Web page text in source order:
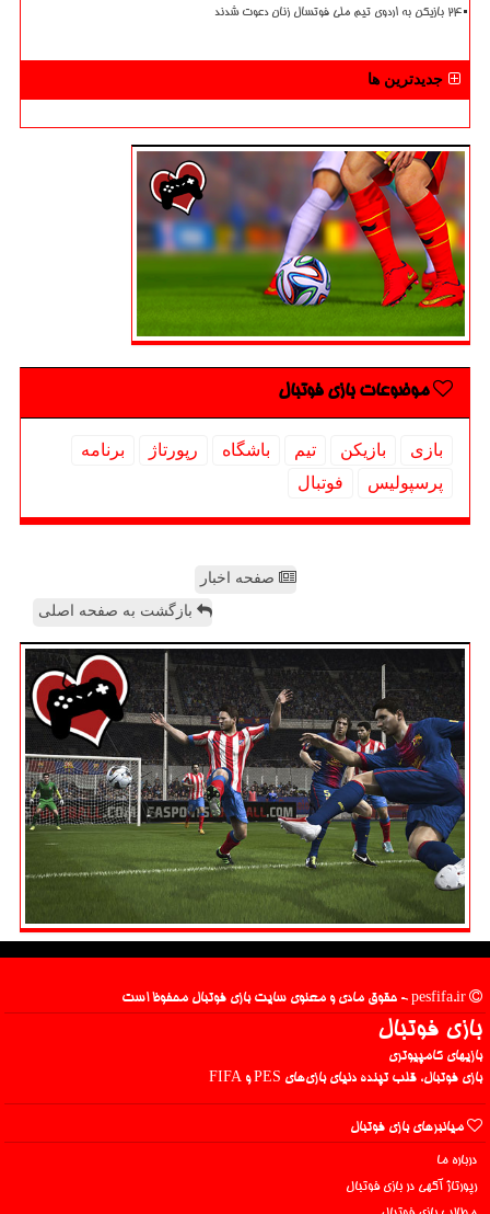
۲۴ بازیکن به اردوی تیم ملی فوتسال زنان دعوت شدند
جدیدترین ها
موضوعات بازی فوتبال
بازی بازیكن تیم باشگاه رپورتاژ
برنامه
پرسپولیس
فوتبال
صفحه اخبار
بازگشت به صفحه اصلی
بازی فوتبال
بازیهای کامپیوتری
بازی فوتبال، قلب تپنده دنیای بازی‌های PES و FIFA
میانبرهای بازی فوتبال
درباره ما
رپورتاژ آگهی در بازی فوتبال